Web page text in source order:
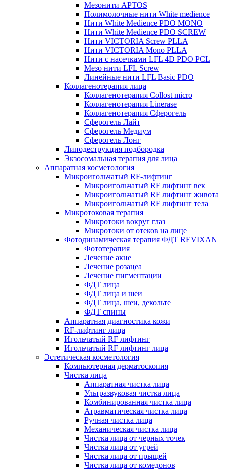
Мезонити APTOS
Полимолочные нити White medience
Нити White Medience PDO MONO
Нити White Medience PDO SCREW
Нити VICTORIA Screw PLLA
Нити VICTORIA Mono PLLA
Нити с насечками LFL 4D PDO PCL
Мезо нити LFL Screw
Линейные нити LFL Basic PDO
Коллагенотерапия лица
Коллагенотерапия Collost micro
Коллагенотерапия Linerase
Коллагенотерапия Сферогель
Сферогель Лайт
Сферогель Медиум
Сферогель Лонг
Липодеструкция подбородка
Экзосомальная терапия для лица
Аппаратная косметология
Микроигольчатый RF-лифтинг
Микроигольчатый RF лифтинг век
Микроигольчатый RF лифтинг живота
Микроигольчатый RF лифтинг тела
Микротоковая терапия
Микротоки вокруг глаз
Микротоки от отеков на лице
Фотодинамическая терапия ФДТ REVIXAN
Фототерапия
Лечение акне
Лечение розацеа
Лечение пигментации
ФДТ лица
ФДТ лица и шеи
ФДТ лица, шеи, декольте
ФДТ спины
Аппаратная диагностика кожи
RF-лифтинг лица
Игольчатый RF лифтинг
Игольчатый RF лифтинг лица
Эстетическая косметология
Компьютерная дерматоскопия
Чистка лица
Аппаратная чистка лица
Ультразвуковая чистка лица
Комбинированная чистка лица
Атравматическая чистка лица
Ручная чистка лица
Механическая чистка лица
Чистка лица от черных точек
Чистка лица от угрей
Чистка лица от прыщей
Чистка лица от комедонов